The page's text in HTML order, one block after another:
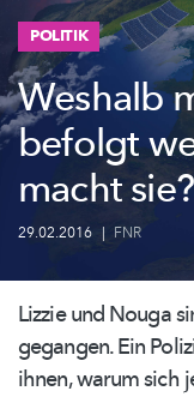
POLITIK
Weshalb
befolgt
macht sie?
29.02.2016 | FNR
Lizzie und Nouga
gegangen. Ein
ihnen, warum sich